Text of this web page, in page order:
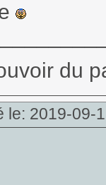
du
le: 2019-09-